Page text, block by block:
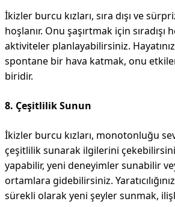
İkizler burcu kızları, sıra dışı ve
hoşlanır. Onu şaşırtmak için sıradışı
aktiviteler planlayabilirsiniz.
spontane bir hava katmak, onu
biridir.
8. Çeşitlilik Sunun
İkizler burcu kızları, monotonluğu
çeşitlilik sunarak ilgilerini
yapabilir, yeni deneyimler sunabilir
ortamlara gidebilirsiniz.
sürekli olarak yeni şeyler sunmak,